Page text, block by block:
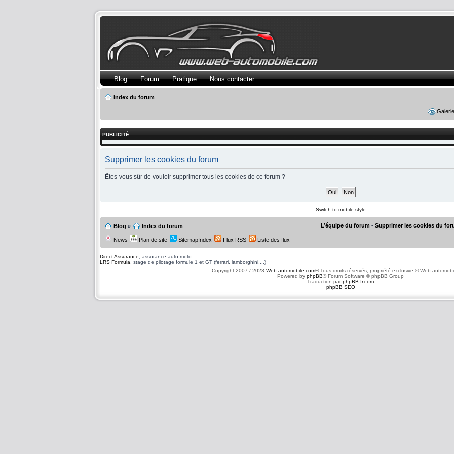
Blog Forum Pratique Nous contacter
Index du forum
Galerie
PUBLICITÉ
Supprimer les cookies du forum
Êtes-vous sûr de vouloir supprimer tous les cookies de ce forum ?
Switch to mobile style
Blog » Index du forum L’équipe du forum • Supprimer les cookies du
News Plan de site SitemapIndex Flux RSS Liste des flux
Direct Assurance , assurance auto-moto
LRS Formula , stage de pilotage formule 1 et GT (ferrari, lamborghini,...)
Copyright 2007 / 2023 Web-automobile.com® Tous droits réservés, propriété exclusive © Web-
Powered by phpBB® Forum Software © phpBB Group
Traduction parphpBB-fr.com
phpBB SEO